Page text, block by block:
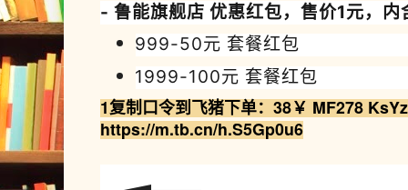
- 鲁能旗舰店 优惠红包，售价1元，内
999-50元 套餐红包
1999-100元 套餐红包
1复制口令到飞猪下单：38￥ MF278
https://m.tb.cn/h.S5Gp0u6